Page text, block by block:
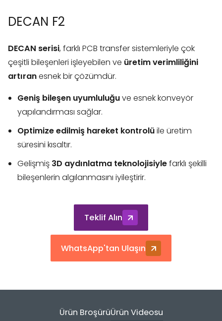
DECAN F2
DECAN serisi, farklı PCB transfer sistemleriyle çok
çeşitli bileşenleri işleyebilen ve üretim verimliliğini
artıranesnek bir çözümdür.
Geniş bileşen uyumluluğuve esnek konveyör
yapılandırması sağlar.
Optimize edilmiş hareket kontrolüile üretim
süresini kısaltır.
Gelişmiş 3D aydınlatma teknolojisiylefarklı şekilli
bileşenlerin algılanmasını iyileştirir.
Teklif Alın
WhatsApp'tan Ulaşın
Ürün BroşürüÜrün Videosu